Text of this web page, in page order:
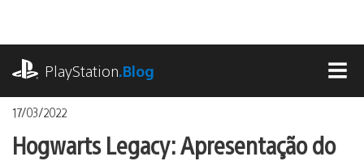
o
conteúdo
PlayStation.Blog
17/03/2022
Hogwarts Legacy: Apresentação do